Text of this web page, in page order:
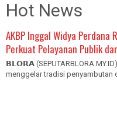
Hot News
AKBP Inggal Widya Perdana
Perkuat Pelayanan Publik
𝗕𝗟𝗢𝗥𝗔
menggelar tradisi penyambutan